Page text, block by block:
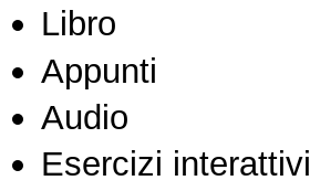
Libro
Appunti
Audio
Esercizi interattivi